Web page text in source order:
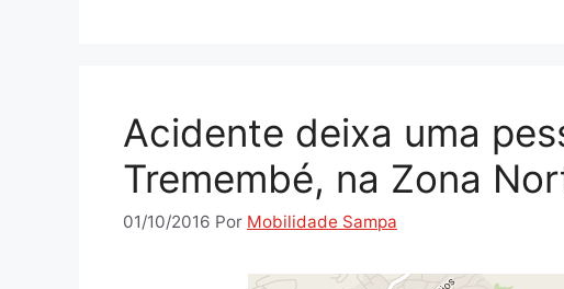
Acidente deixa uma
Tremembé, na Zona
01/10/2016 Por Mobilidade Sampa